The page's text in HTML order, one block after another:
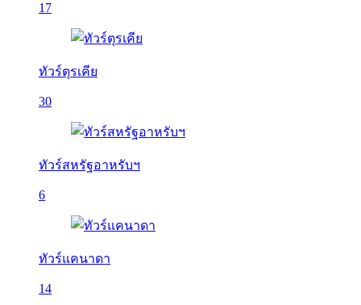
17
ทัวร์ตุรเคีย
30
ทัวร์สหรัฐอาหรับฯ
6
ทัวร์แคนาดา
14